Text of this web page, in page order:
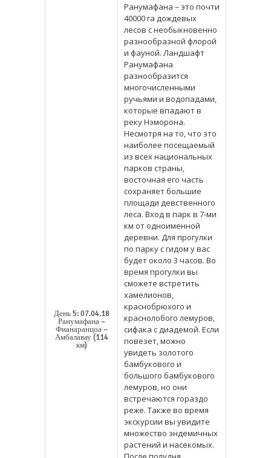
День 5: 07.04.18
Ранумафана –
Фианаранцоа –
Амбалавау (114
км)
Ранумафана – это почти
40000 га дождевых
лесов с необыкновенно
разнообразной флорой
и фауной. Ландшафт
Ранумафана
разнообразится
многочисленными
ручьями и водопадами,
которые впадают в
реку Нэморона.
Несмотря на то, что это
наиболее посещаемый
из всех национальных
парков страны,
восточная его часть
сохраняет большие
площади девственного
леса. Вход в парк в 7-ми
км от одноименной
деревни. Для прогулки
по парку с гидом у вас
будет около 3 часов. Во
время прогулки вы
сможете встретить
хамелионов,
краснобрюхого и
краснолобого лемуров,
сифака с диадемой. Если
повезет, можно
увидеть золотого
бамбукового и
большого бамбукового
лемуров, но они
встречаются гораздо
реже. Также во время
экскурсии вы увидите
множество эндемичных
растений и насекомых.